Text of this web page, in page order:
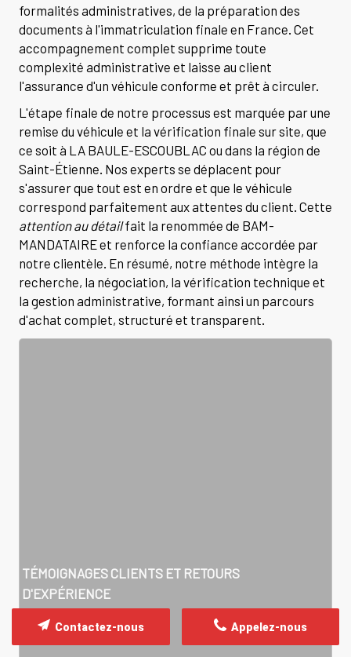
formalités administratives, de la préparation des
documents à l'immatriculation finale en France. Cet
accompagnement complet supprime toute
complexité administrative et laisse au client
l'assurance d'un véhicule conforme et prêt à circuler.
L'étape finale de notre processus est marquée par une
remise du véhicule et la vérification finale sur site, que
ce soit à LA BAULE-ESCOUBLAC ou dans la région de
Saint-Étienne. Nos experts se déplacent pour
s'assurer que tout est en ordre et que le véhicule
correspond parfaitement aux attentes du client. Cette
attention au détailfait la renommée de BAM-
MANDATAIRE et renforce la confiance accordée par
notre clientèle. En résumé, notre méthode intègre la
recherche, la négociation, la vérification technique et
la gestion administrative, formant ainsi un parcours
d'achat complet, structuré et transparent.
TÉMOIGNAGES CLIENTS ET RETOURS
D'EXPÉRIENCE
Appelez-nous
Contactez-nous